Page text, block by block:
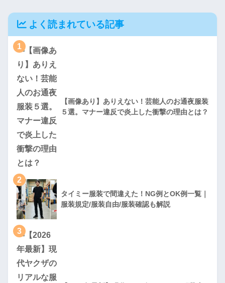
よく読まれている記事
1
【画像あり】ありえない！芸能人のお通夜服装
５選。マナー違反で炎上した衝撃の理由とは？
2
タイミー服装で間違えた！NG例とOK例一覧｜
服装規定/服装自由/服装確認も解説
3